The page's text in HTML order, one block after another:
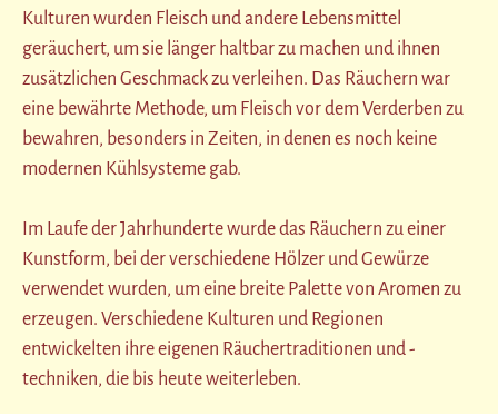
Kulturen wurden Fleisch und andere Lebensmittel
geräuchert, um sie länger haltbar zu machen und ihnen
zusätzlichen Geschmack zu verleihen. Das Räuchern war
eine bewährte Methode, um Fleisch vor dem Verderben zu
bewahren, besonders in Zeiten, in denen es noch keine
modernen Kühlsysteme gab.
Im Laufe der Jahrhunderte wurde das Räuchern zu einer
Kunstform, bei der verschiedene Hölzer und Gewürze
verwendet wurden, um eine breite Palette von Aromen zu
erzeugen. Verschiedene Kulturen und Regionen
entwickelten ihre eigenen Räuchertraditionen und -
techniken, die bis heute weiterleben.